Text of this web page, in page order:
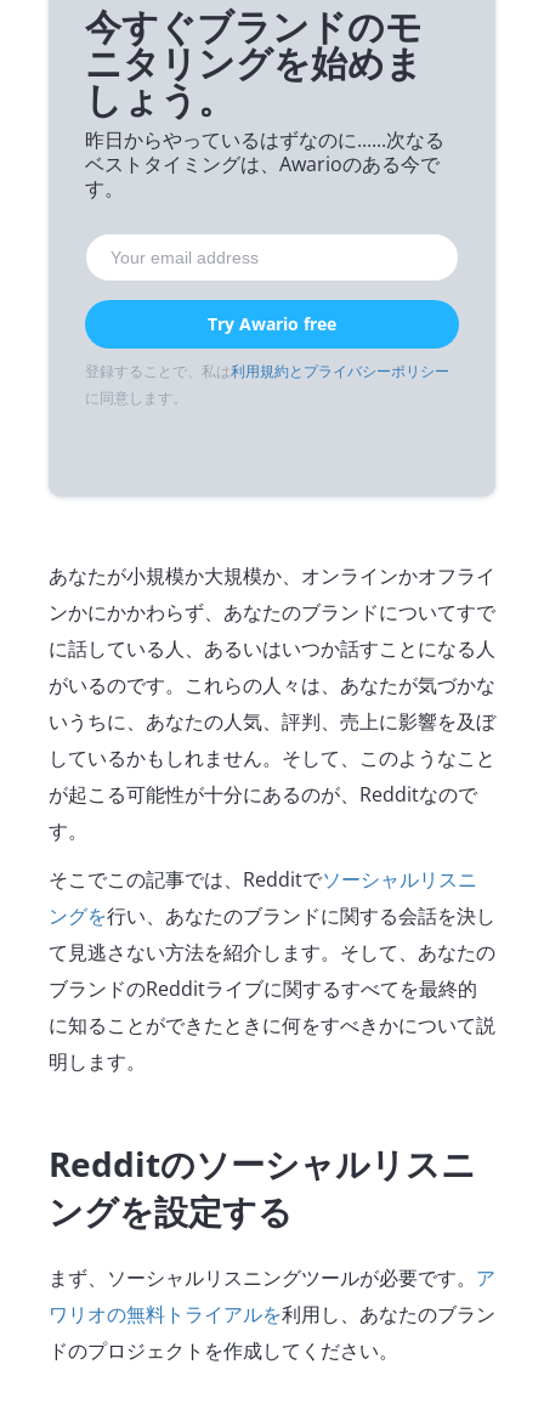
今すぐブランドのモ
ニタリングを始めま
しょう。
昨日からやっているはずなのに......次なる
ベストタイミングは、Awarioのある今で
す。
Try Awario free
登録することで、私は利用規約とプライバシーポリシー
に同意します。
あなたが小規模か大規模か、オンラインかオフライ
ンかにかかわらず、あなたのブランドについてすで
に話している人、あるいはいつか話すことになる人
がいるのです。これらの人々は、あなたが気づかな
いうちに、あなたの人気、評判、売上に影響を及ぼ
しているかもしれません。そして、このようなこと
が起こる可能性が十分にあるのが、Redditなので
す。
そこでこの記事では、Redditでソーシャルリスニ
ングを行い、あなたのブランドに関する会話を決し
て見逃さない方法を紹介します。そして、あなたの
ブランドのRedditライブに関するすべてを最終的
に知ることができたときに何をすべきかについて説
明します。
Redditのソーシャルリスニ
ングを設定する
まず、ソーシャルリスニングツールが必要です。 ア
ワリオの無料トライアルを利用し、あなたのブラン
ドのプロジェクトを作成してください。